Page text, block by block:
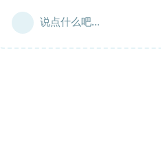
说点什么吧...